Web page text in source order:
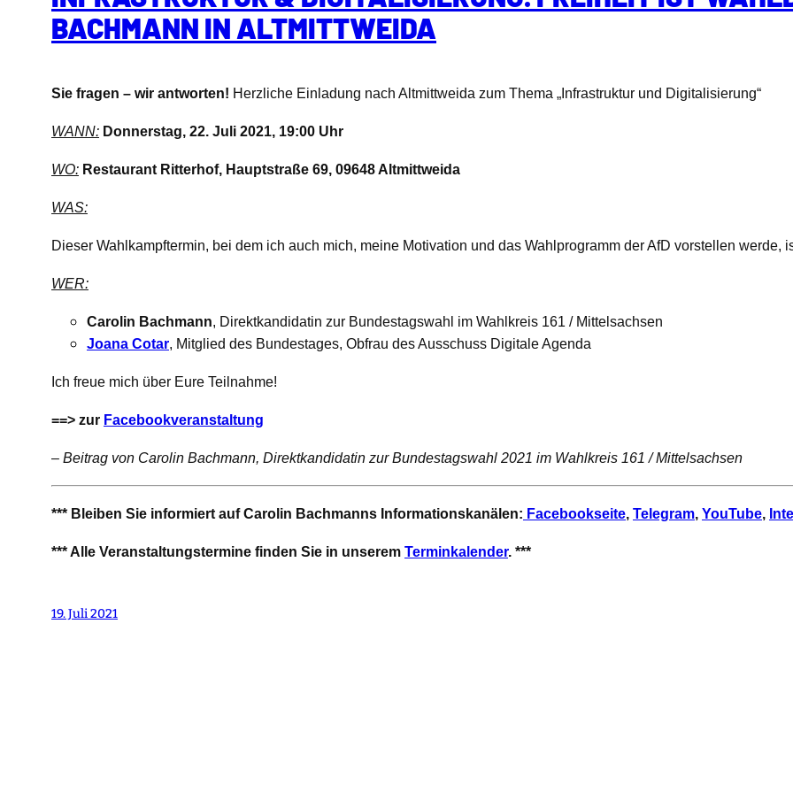
BACHMANN IN ALTMITTWEIDA
Sie fragen – wir antworten! Herzliche Einladung nach Altmittweida zum Thema „Infrastruktur und Digitalisierung“
WANN: Donnerstag, 22. Juli 2021, 19:00 Uhr
WO: Restaurant Ritterhof, Hauptstraße 69, 09648 Altmittweida
WAS:
Dieser Wahlkampftermin, bei dem ich auch mich, meine Motivation und das Wahlprogramm der AfD vorstellen werde,
WER:
Carolin Bachmann, Direktkandidatin zur Bundestagswahl im Wahlkreis 161 / Mittelsachsen
Joana Cotar, Mitglied des Bundestages, Obfrau des Ausschuss Digitale Agenda
Ich freue mich über Eure Teilnahme!
==> zur Facebookveranstaltung
– Beitrag von Carolin Bachmann, Direktkandidatin zur Bundestagswahl 2021 im Wahlkreis 161 / Mittelsachsen
*** Bleiben Sie informiert auf Carolin Bachmanns Informationskanälen: Facebookseite, Telegram, YouTube,
*** Alle Veranstaltungstermine finden Sie in unserem Terminkalender. ***
19. Juli 2021